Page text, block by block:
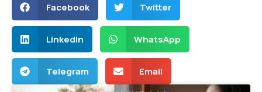
Facebook Twitter
LinkedIn WhatsApp
Telegram Email